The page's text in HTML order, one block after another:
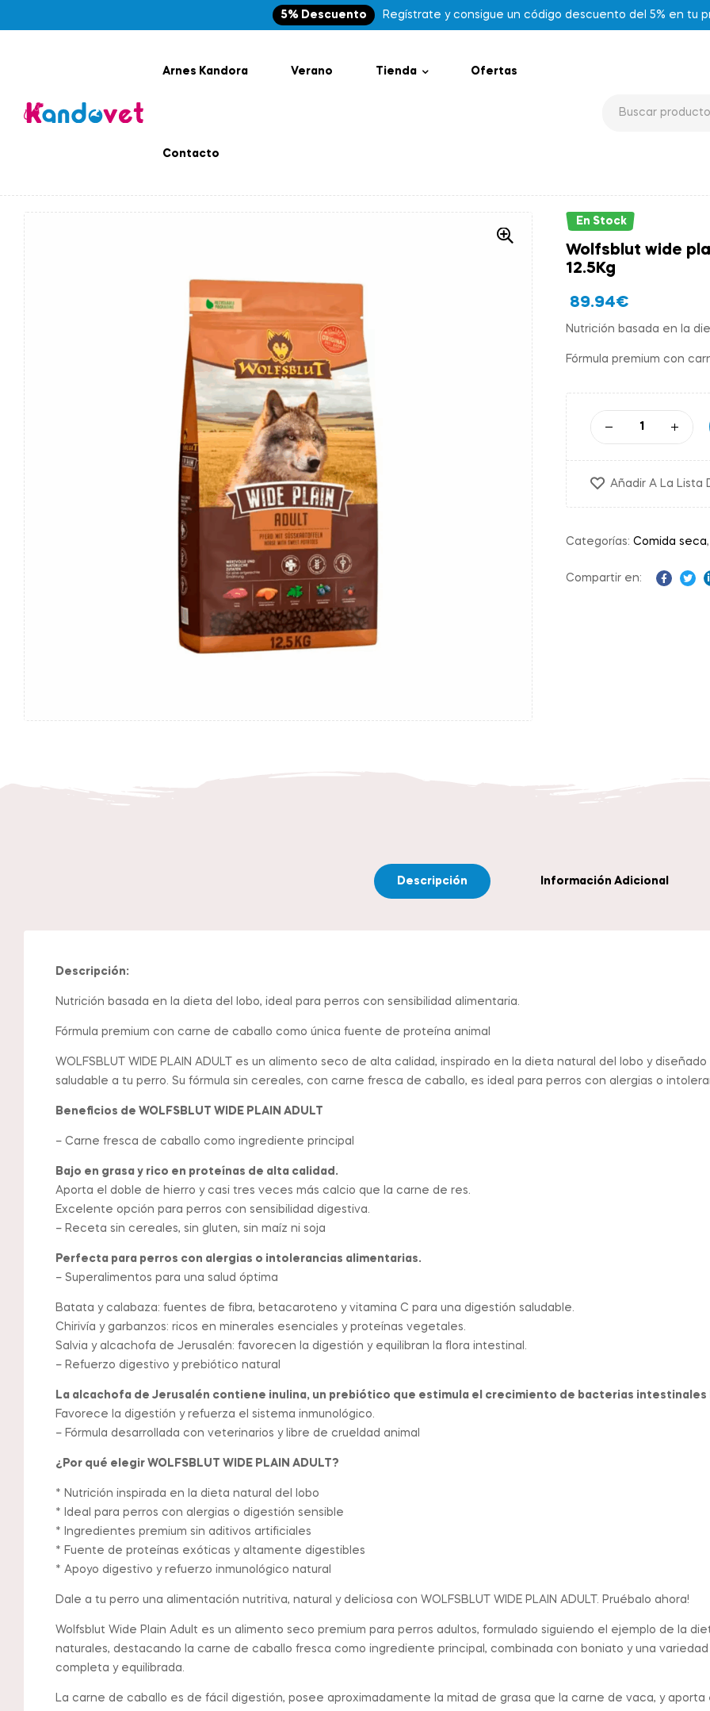
5% Descuento Regístrate y consigue un código descuento del 5% en tu
Arnes Kandora Verano Tienda Ofertas
Contacto
En Stock
Wolfsblut wide
12.5Kg
89.94€
Nutrición basada en la
Fórmula premium con
Añadir A La Lista
Categorías: Comida seca,
Compartir en:
Descripción Información Adicional
Descripción:
Nutrición basada en la dieta del lobo, ideal para perros con sensibilidad alimentaria.
Fórmula premium con carne de caballo como única fuente de proteína animal
WOLFSBLUT WIDE PLAIN ADULT es un alimento seco de alta calidad, inspirado en la dieta natural del lobo y
saludable a tu perro. Su fórmula sin cereales, con carne fresca de caballo, es ideal para perros con alergias o
Beneficios de WOLFSBLUT WIDE PLAIN ADULT
– Carne fresca de caballo como ingrediente principal
Bajo en grasa y rico en proteínas de alta calidad.
Aporta el doble de hierro y casi tres veces más calcio que la carne de res.
Excelente opción para perros con sensibilidad digestiva.
– Receta sin cereales, sin gluten, sin maíz ni soja
Perfecta para perros con alergias o intolerancias alimentarias.
– Superalimentos para una salud óptima
Batata y calabaza: fuentes de fibra, betacaroteno y vitamina C para una digestión saludable.
Chirivía y garbanzos: ricos en minerales esenciales y proteínas vegetales.
Salvia y alcachofa de Jerusalén: favorecen la digestión y equilibran la flora intestinal.
– Refuerzo digestivo y prebiótico natural
La alcachofa de Jerusalén contiene inulina, un prebiótico que estimula el crecimiento de bacterias intestinales
Favorece la digestión y refuerza el sistema inmunológico.
– Fórmula desarrollada con veterinarios y libre de crueldad animal
¿Por qué elegir WOLFSBLUT WIDE PLAIN ADULT?
* Nutrición inspirada en la dieta natural del lobo
* Ideal para perros con alergias o digestión sensible
* Ingredientes premium sin aditivos artificiales
* Fuente de proteínas exóticas y altamente digestibles
* Apoyo digestivo y refuerzo inmunológico natural
Dale a tu perro una alimentación nutritiva, natural y deliciosa con WOLFSBLUT WIDE PLAIN ADULT. Pruébalo ahora!
Wolfsblut Wide Plain Adult es un alimento seco premium para perros adultos, formulado siguiendo el ejemplo de la
naturales, destacando la carne de caballo fresca como ingrediente principal, combinada con boniato y una
completa y equilibrada.
La carne de caballo es de fácil digestión, posee aproximadamente la mitad de grasa que la carne de vaca, y